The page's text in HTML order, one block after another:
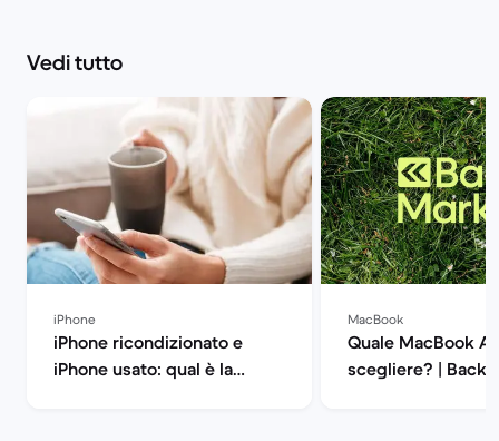
Vedi tutto
iPhone
iPhone ricondizionato e
iPhone usato: qual è la
MacBook
Quale MacBook
scegliere? | Back